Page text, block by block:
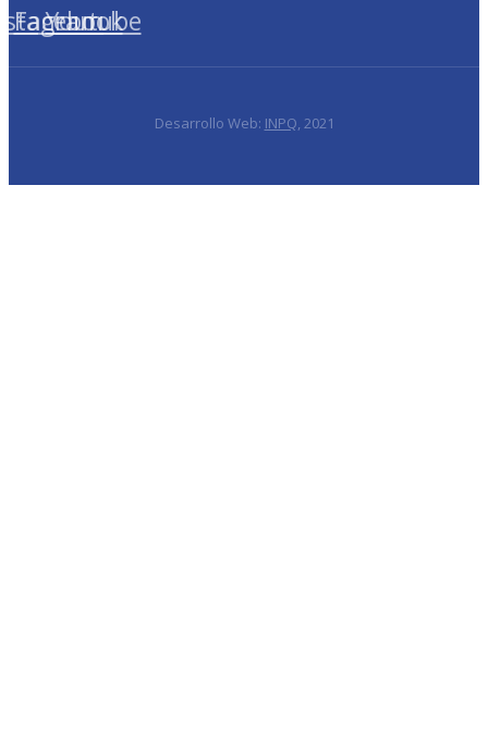
Facebook
Youtube
Desarrollo Web: INPQ, 2021